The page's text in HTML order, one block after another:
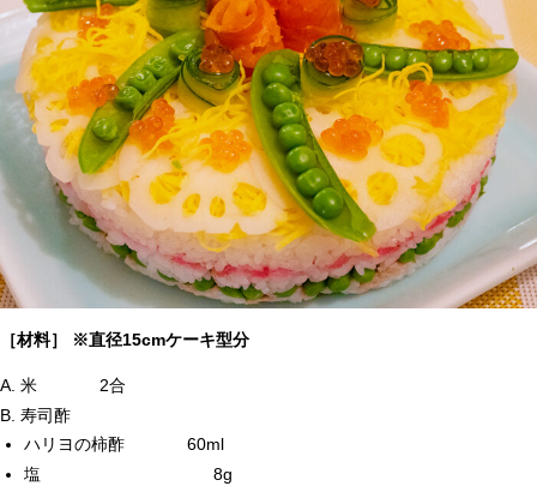
［材料］ ※直径15cmケーキ型分
A. 米 2合
B. 寿司酢
ハリヨの柿酢 60ml
塩 8g